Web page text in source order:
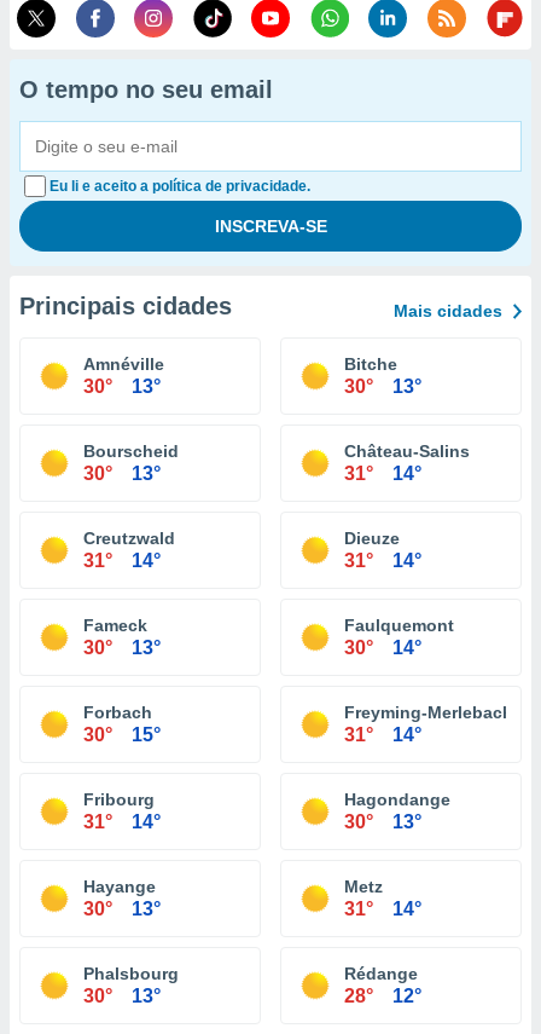
O tempo no seu email
Eu li e aceito a política de privacidade.
Principais cidades Mais cidades
Amnéville
30° 13°
Bitche
30° 13°
Bourscheid
30° 13°
Château-Salins
31° 14°
Creutzwald
31° 14°
Dieuze
31° 14°
Fameck
30° 13°
Faulquemont
30° 14°
Forbach
30° 15°
Freyming-Merlebach
31° 14°
Fribourg
31° 14°
Hagondange
30° 13°
Hayange
30° 13°
Metz
31° 14°
Phalsbourg
30° 13°
Rédange
28° 12°